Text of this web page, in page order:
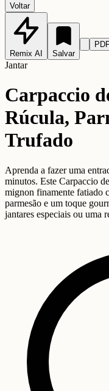
Voltar
Remix AI Salvar
Jantar
Carpaccio
Rúcula,
Trufado
Aprenda a fazer uma
minutos. Este Carpaccio
mignon finamente fatiado
parmesão e um toque
jantares especiais ou uma